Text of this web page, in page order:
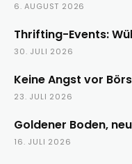
6. AUGUST 2026
Thrifting-Events:
30. JULI 2026
Keine Angst vor
23. JULI 2026
Goldener Boden,
16. JULI 2026